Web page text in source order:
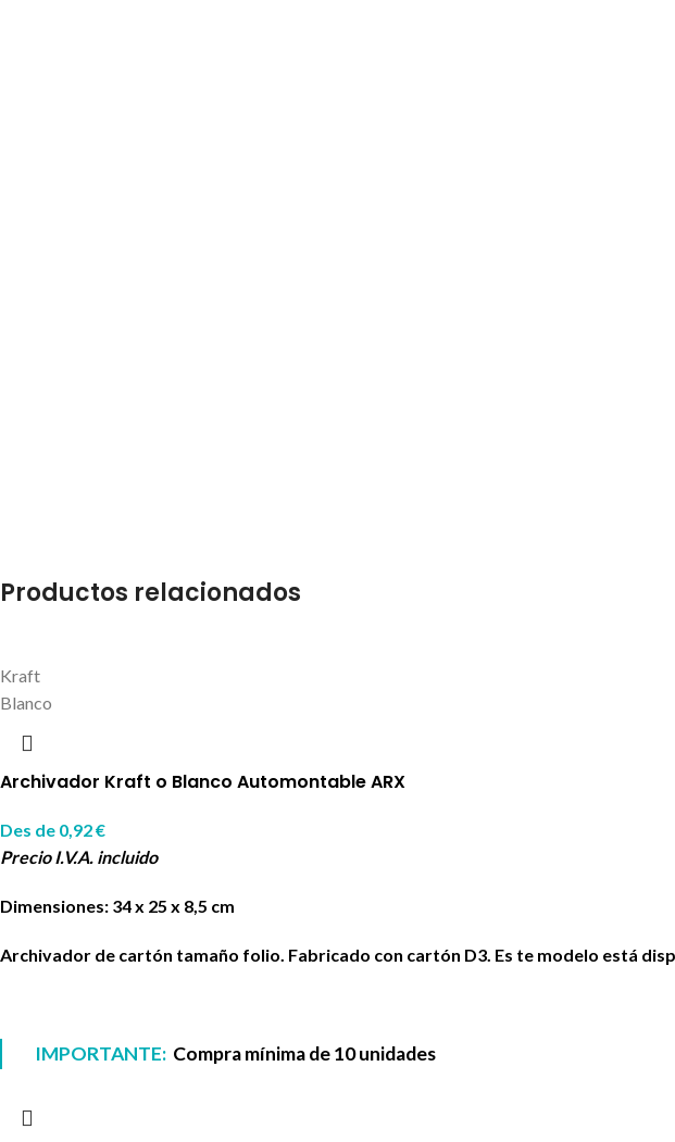
Productos relacionados
Kraft
Blanco
Archivador Kraft o Blanco Automontable ARX
Des de 0,92€
Precio I.V.A. incluido
Dimensiones: 34 x 25 x 8,5 cm
Archivador de cartón tamaño folio. Fabricado con cartón D3. Es te modelo está
IMPORTANTE: Compra mínima de 10 unidades